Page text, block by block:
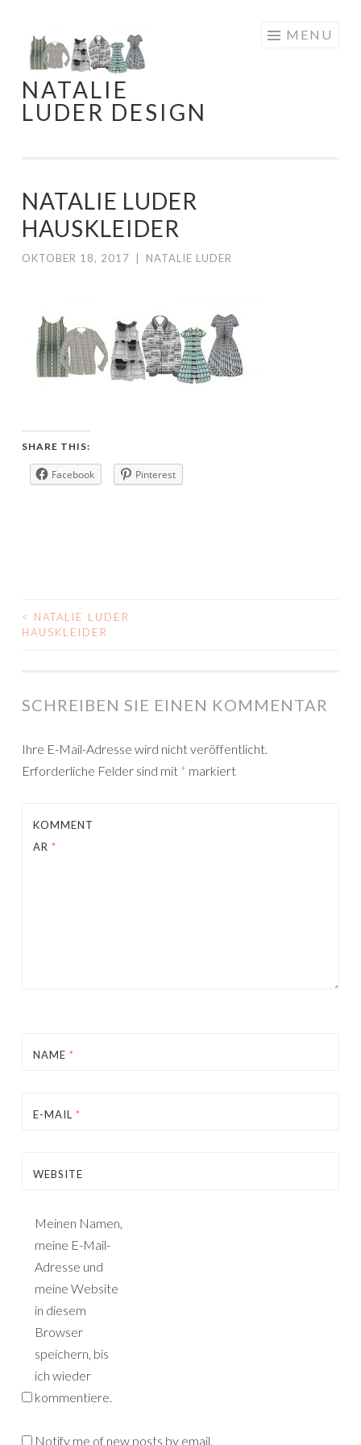
Skip
to
content
NATALIE
LUDER DESIGN
MENU
NATALIE LUDER
HAUSKLEIDER
OKTOBER 18, 2017 NATALIE LUDER
SHARE THIS:
Facebook Pinterest
POST
<
NATALIE LUDER
HAUSKLEIDER
SCHREIBEN SIE EINEN KOMMENTAR
Ihre E-Mail-Adresse wird nicht veröffentlicht.
Erforderliche Felder sind mit * markiert
KOMMENT
AR *
NAME *
E-MAIL *
WEBSITE
Meinen Namen,
meine E-Mail-
Adresse und
meine Website
in diesem
Browser
speichern, bis
ich wieder
kommentiere.
Notify me of new posts by email.